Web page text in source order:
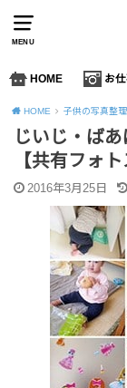
MENU
HOME お
HOME 子供の写真整理
じいじ・ば
【共有フォ
2016年3月25日